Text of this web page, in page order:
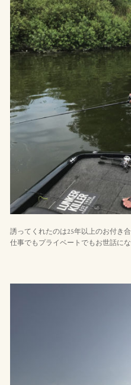
誘ってくれたのは25年以上のお付き
仕事でもプライベートでもお世話に